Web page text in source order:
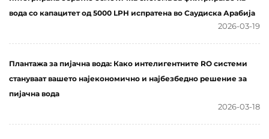
вода со капацитет од 5000 LPH испратена во Саудиска Арабија
2026-03-19
Плантажа за пијачна вода: Како интелигентните RO системи
стануваат вашето најекономично и најбезбедно решение за
пијачна вода
2026-03-18